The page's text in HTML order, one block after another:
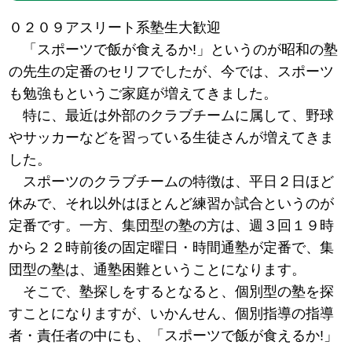
０２０９アスリート系塾生大歓迎
「スポーツで飯が食えるか!」というのが昭和の塾
の先生の定番のセリフでしたが、今では、スポーツ
も勉強もというご家庭が増えてきました。
特に、最近は外部のクラブチームに属して、野球
やサッカーなどを習っている生徒さんが増えてきま
した。
スポーツのクラブチームの特徴は、平日２日ほど
休みで、それ以外はほとんど練習か試合というのが
定番です。一方、集団型の塾の方は、週３回１９時
から２２時前後の固定曜日・時間通塾が定番で、集
団型の塾は、通塾困難ということになります。
そこで、塾探しをするとなると、個別型の塾を探
すことになりますが、いかんせん、個別指導の指導
者・責任者の中にも、「スポーツで飯が食えるか!」